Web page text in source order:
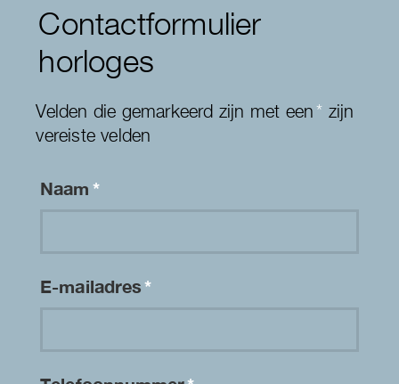
Contactformulier
horloges
Velden die gemarkeerd zijn met een* zijn
vereiste velden
Naam*
E-mailadres*